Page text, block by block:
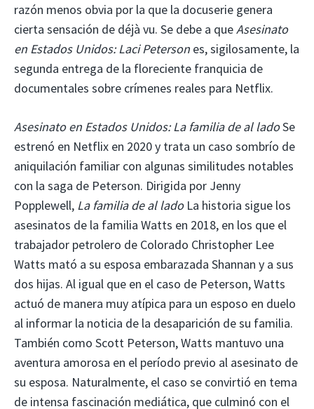
razón menos obvia por la que la docuserie genera
cierta sensación de déjà vu. Se debe a queAsesinato
en Estados Unidos: Laci Peterson es, sigilosamente, la
segunda entrega de la floreciente franquicia de
documentales sobre crímenes reales para Netflix.
Asesinato en Estados Unidos: La familia de al ladoSe
estrenó en Netflix en 2020 y trata un caso sombrío de
aniquilación familiar con algunas similitudes notables
con la saga de Peterson. Dirigida por Jenny
Popplewell, La familia de al ladoLa historia sigue los
asesinatos de la familia Watts en 2018, en los que el
trabajador petrolero de Colorado Christopher Lee
Watts mató a su esposa embarazada Shannan y a sus
dos hijas. Al igual que en el caso de Peterson, Watts
actuó de manera muy atípica para un esposo en duelo
al informar la noticia de la desaparición de su familia.
También como Scott Peterson, Watts mantuvo una
aventura amorosa en el período previo al asesinato de
su esposa. Naturalmente, el caso se convirtió en tema
de intensa fascinación mediática, que culminó con el